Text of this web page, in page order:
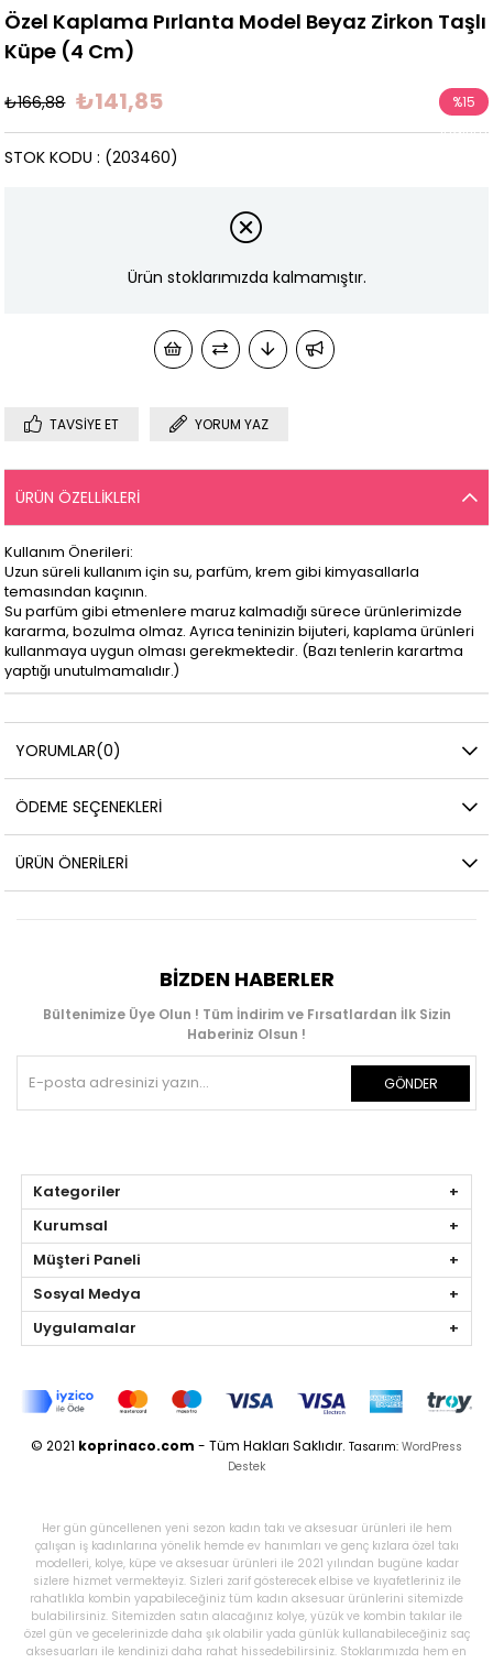
Özel Kaplama Pırlanta Model Beyaz Zirkon Taşlı
Küpe (4 Cm)
₺166,88 ₺141,85 %15
İndirim
(203460)
STOK KODU
Ürün stoklarımızda kalmamıştır.
TAVSIYE ET YORUM YAZ
ÜRÜN ÖZELLIKLERI
Kullanım Önerileri:
Uzun süreli kullanım için su, parfüm, krem gibi kimyasallarla
temasından kaçının.
Su parfüm gibi etmenlere maruz kalmadığı sürece ürünlerimizde
kararma, bozulma olmaz. Ayrıca teninizin bijuteri, kaplama ürünleri
kullanmaya uygun olması gerekmektedir. (Bazı tenlerin karartma
yaptığı unutulmamalıdır.)
YORUMLAR(0)
ÖDEME SEÇENEKLERI
ÜRÜN ÖNERILERI
BIZDEN HABERLER
Bültenimize Üye Olun ! Tüm İndirim ve Fırsatlardan İlk Sizin
Haberiniz Olsun !
GÖNDER
Kategoriler
Kurumsal
Müşteri Paneli
Sosyal Medya
Uygulamalar
© 2021 koprinaco.com - Tüm Hakları Saklıdır. Tasarım: WordPress
Destek
Her gün güncellenen yeni sezon kadın takı ve aksesuar ürünleri ile hem
çalışan iş kadınlarına yönelik hemde ev hanımları ve genç kızlara özel takı
modelleri, kolye, küpe ve aksesuar ürünleri ile 2021 yılından bugüne kadar
sizlere hizmet vermekteyiz. Sizleri zarif gösterecek elbise ve kıyafetleriniz ile
rahatlıkla kombin yapabileceğiniz tüm kadın aksesuar ürünlerini sitemizde
bulabilirsiniz. Sitemizden satın alacağınız kolye, yüzük ve kombin takılar ile
özel gün ve gecelerinizde daha şık olabilir yada günlük kullanabileceğiniz saç
aksesuarları ile kendinizi daha rahat hissedebilirsiniz. Stoklarımızda hem en